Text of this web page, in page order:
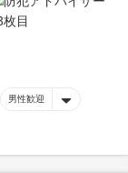
男性歓迎